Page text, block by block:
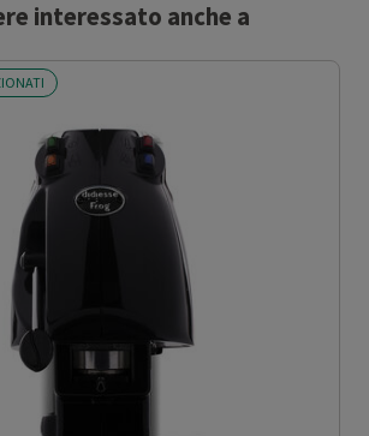
interessato anche a